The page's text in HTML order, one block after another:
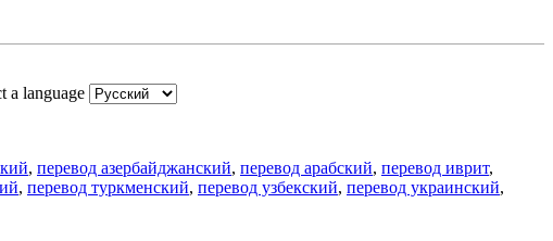
a language
, перевод азербайджанский, перевод арабский, перевод иврит,
, перевод туркменский, перевод узбекский, перевод украинский,